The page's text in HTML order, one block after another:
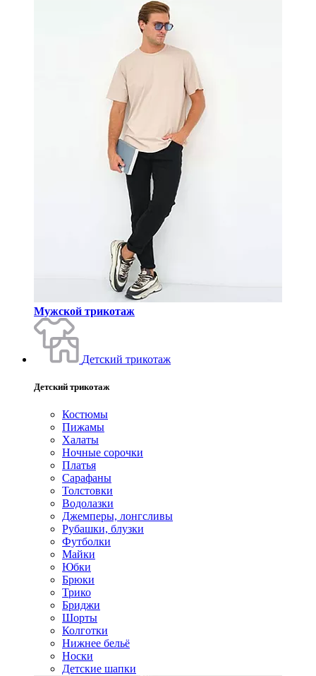
Мужской трикотаж
Детский трикотаж
Детский трикотаж
Костюмы
Пижамы
Халаты
Ночные сорочки
Платья
Сарафаны
Толстовки
Водолазки
Джемперы, лонгсливы
Рубашки, блузки
Футболки
Майки
Юбки
Брюки
Трико
Бриджи
Шорты
Колготки
Нижнее бельё
Носки
Детские шапки